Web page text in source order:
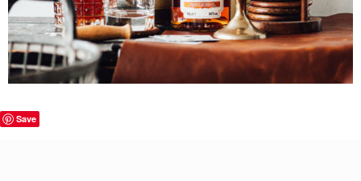
Save